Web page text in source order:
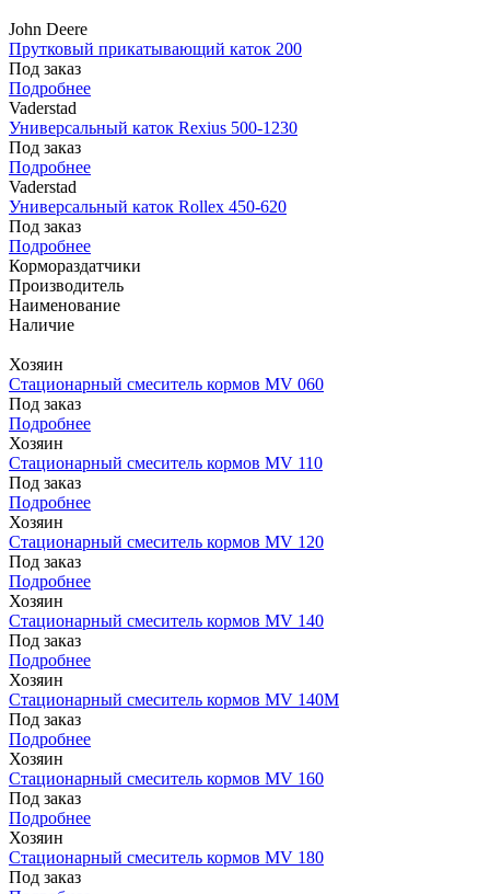
John Deere
Прутковый прикатывающий каток 200
Под заказ
Подробнее
Vaderstad
Универсальный каток Rexius 500-1230
Под заказ
Подробнее
Vaderstad
Универсальный каток Rollex 450-620
Под заказ
Подробнее
Кормораздатчики
Производитель
Наименование
Наличие
Хозяин
Стационарный смеситель кормов MV 060
Под заказ
Подробнее
Хозяин
Стационарный смеситель кормов MV 110
Под заказ
Подробнее
Хозяин
Стационарный смеситель кормов MV 120
Под заказ
Подробнее
Хозяин
Стационарный смеситель кормов MV 140
Под заказ
Подробнее
Хозяин
Стационарный смеситель кормов MV 140М
Под заказ
Подробнее
Хозяин
Стационарный смеситель кормов MV 160
Под заказ
Подробнее
Хозяин
Стационарный смеситель кормов MV 180
Под заказ